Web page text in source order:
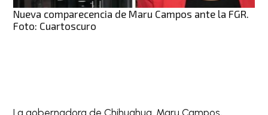
Nueva comparecencia de Maru Campos ante la FGR.
Foto: Cuartoscuro
La gobernadora de Chihuahua, Maru Campos,